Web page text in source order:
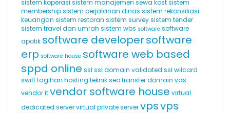
sistem koperasi sistem manajemen sewa kostsistem
membershipsistem perjalanan dinas sistem rekonsiliasi
keuangan sistem restoran sistem surveysistem tender
sistem travel dan umrah sistem wbs software software
apotik software developersoftware
erp software house software web based
sppd online ssl ssl domain validated ssl wilcard
swifttagihan hosting teknik seotransfer domain vds
vendor itvendor software house virtual
dedicated servervirtual private servervpsvps